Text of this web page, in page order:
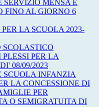
MENSA E
FINO AL GIORNO 6
LA SCUOLA 2023-
PER LA
08/09/2023
SCUOLA INFANZIA
LA CONCESSIONE DI
PER
O SEMIGRATUITA DI